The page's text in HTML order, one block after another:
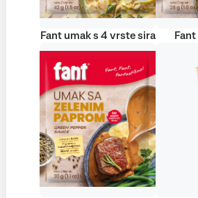
Fant umak s 4 vrste sira